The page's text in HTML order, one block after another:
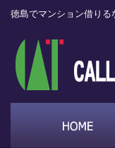
徳島でマンション借り